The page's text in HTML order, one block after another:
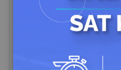
Perifericos POS
Sector Textil